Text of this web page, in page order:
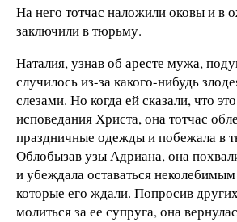
На него тотчас наложили оковы и в
заключили в тюрьму.
Наталия, узнав об аресте мужа,
случилось из-за какого-нибудь
слезами. Но когда ей сказали, что
исповедания Христа, она тотчас
праздничные одежды и побежала в
Облобызав узы Адриана, она
и убеждала оставаться
которые его ждали. Попросив
молиться за ее супруга, она